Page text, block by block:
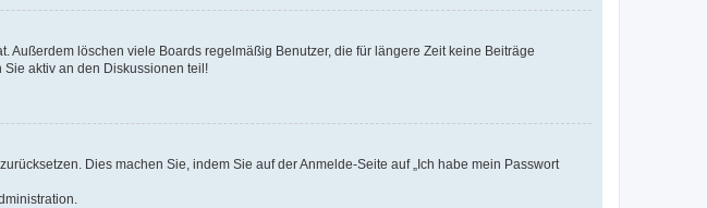
löschen viele Boards regelmäßig Benutzer, die für längere Zeit keine Beiträge
aktiv an den Diskussionen teil!
Dies machen Sie, indem Sie auf der Anmelde-Seite auf „Ich habe mein Passwort